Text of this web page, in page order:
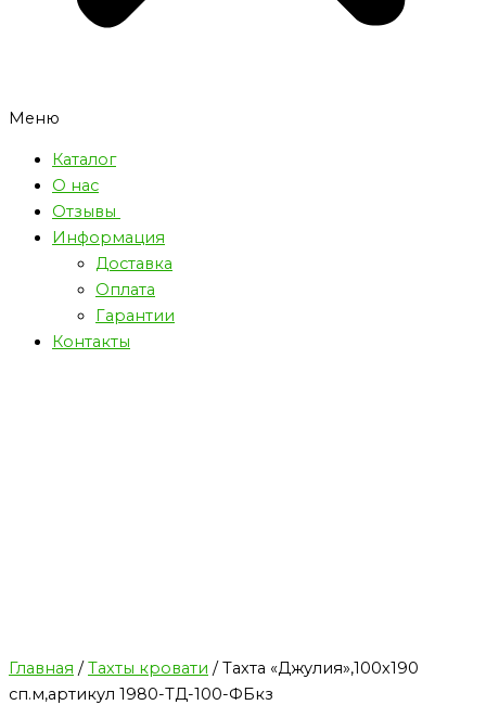
Меню
Каталог
О нас
Отзывы
Информация
Доставка
Оплата
Гарантии
Контакты
Главная /Тахты кровати / Тахта «Джулия»,100х190
сп.м,артикул 1980-ТД-100-ФБкз